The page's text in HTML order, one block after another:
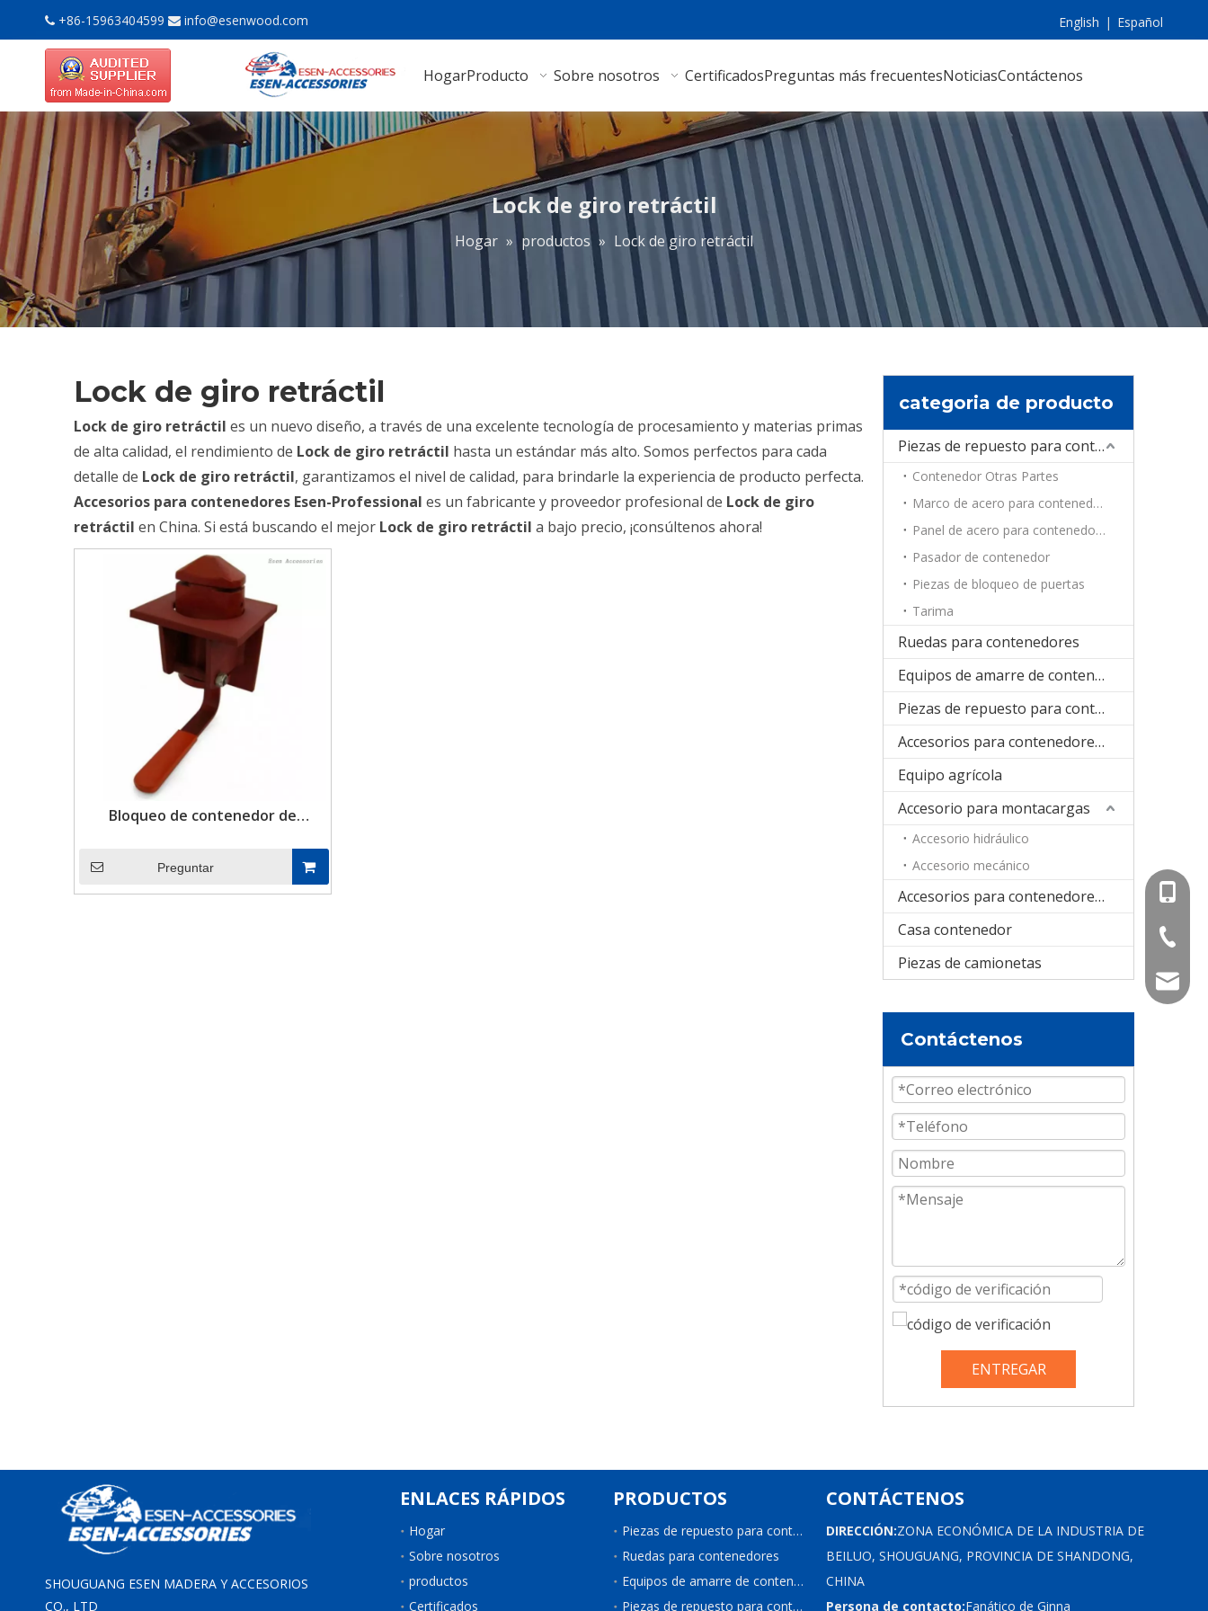
 +86-15963404599  info@esenwood.com English | Español
HogarProducto Sobre nosotros CertificadosPreguntas más frecuentesNoticiasContáctenos
Lock de giro retráctil
Hogar » productos » Lock de giro retráctil
Lock de giro retráctil
Lock de giro retráctil es un nuevo diseño, a través de una excelente tecnología de procesamiento y materias primas
de alta calidad, el rendimiento de Lock de giro retráctil hasta un estándar más alto. Somos perfectos para cada
detalle de Lock de giro retráctil, garantizamos el nivel de calidad, para brindarle la experiencia de producto perfecta.
Accesorios para contenedores Esen-Professional es un fabricante y proveedor profesional de Lock de giro
retráctil en China. Si está buscando el mejor Lock de giro retráctil a bajo precio, ¡consúltenos ahora!
Bloqueo de contenedor de
alta calidad para remolques para
remolques
Preguntar
categoria de producto
Piezas de repuesto para contenedores
Contenedor Otras Partes
Marco de acero para contenedores
Panel de acero para contenedores
Pasador de contenedor
Piezas de bloqueo de puertas
Tarima
Ruedas para contenedores
Equipos de amarre de contenedores
Piezas de repuesto para contenedores de refrigeración
Accesorios para contenedores plegables
Equipo agrícola
Accesorio para montacargas
Accesorio hidráulico
Accesorio mecánico
Accesorios para contenedores cisterna
Casa contenedor
Piezas de camionetas
Contáctenos
ENTREGAR
SHOUGUANG ESEN MADERA Y ACCESORIOS
CO., LTD
ENLACES RÁPIDOS
Hogar
Sobre nosotros
productos
Certificados
PRODUCTOS
Piezas de repuesto para contenedores
Ruedas para contenedores
Equipos de amarre de contenedores
Piezas de repuesto para contenedores de refrigeración
CONTÁCTENOS
DIRECCIÓN:ZONA ECONÓMICA DE LA INDUSTRIA DE
BEILUO, SHOUGUANG, PROVINCIA DE SHANDONG,
CHINA
Persona de contacto:Fanático de Ginna
+86-
+86-